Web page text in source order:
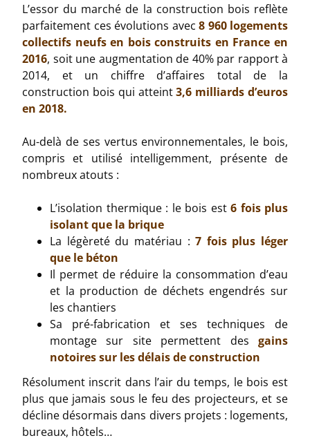
L’essor du marché de la construction bois reflète
parfaitement ces évolutions avec 8 960 logements
collectifs neufs en bois construits en France en
2016, soit une augmentation de 40% par rapport à
2014, et un chiffre d’affaires total de la
construction bois qui atteint3,6 milliards d’euros
en 2018.
Au-delà de ses vertus environnementales, le bois,
compris et utilisé intelligemment, présente de
nombreux atouts :
L’isolation thermique : le bois est6 fois plus
isolant que la brique
La légèreté du matériau : 7 fois plus léger
que le béton
Il permet de réduire la consommation d’eau
et la production de déchets engendrés sur
les chantiers
Sa pré-fabrication et ses techniques de
montage sur site permettent des gains
notoires sur les délais de construction
Résolument inscrit dans l’air du temps, le bois est
plus que jamais sous le feu des projecteurs, et se
décline désormais dans divers projets : logements,
bureaux, hôtels…